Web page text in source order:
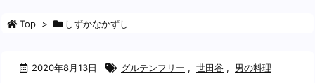
Top > しずかなかずし
2020年8月13日 グルテンフリー , 世田谷 , 男の料理